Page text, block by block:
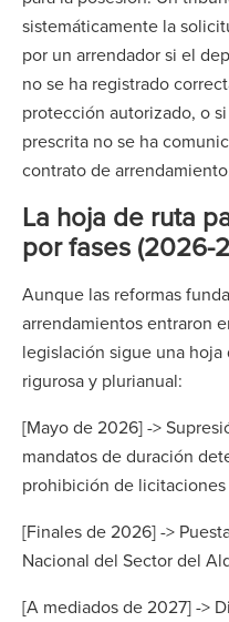
sistemáticamente la
por un arrendador si el
no se ha registrado
protección autorizado, o
prescrita no se ha
contrato de
La hoja de ruta
por fases (2026-
Aunque las reformas
arrendamientos entraron
legislación sigue una
rigurosa y plurianual:
[Mayo de 2026] ->
mandatos de duración
prohibición de licitaciones
[Finales de 2026] ->
Nacional del Sector del
[A mediados de 2027] ->